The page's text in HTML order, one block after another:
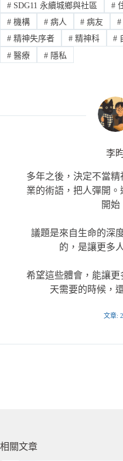
#SDG11 永續城鄉與社區 #
#機構 #病人 # 病友 #
#精神失序者 #精神科 #
#醫療 #隱私
李
多年之後，決定不當
業的術語，把人彈開
開始
議題是來自生命的深
的，是讓更多
希望這些體會，能讓
天需要的時候，
文章:
相關文章